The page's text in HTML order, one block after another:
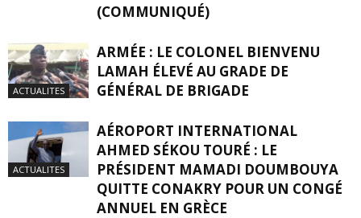
(COMMUNIQUÉ)
ACTUALITES
ARMÉE : LE COLONEL BIENVENU
LAMAH ÉLEVÉ AU GRADE DE
GÉNÉRAL DE BRIGADE
ACTUALITES
AÉROPORT INTERNATIONAL
AHMED SÉKOU TOURÉ : LE
PRÉSIDENT MAMADI DOUMBOUYA
QUITTE CONAKRY POUR UN CONGÉ
ANNUEL EN GRÈCE